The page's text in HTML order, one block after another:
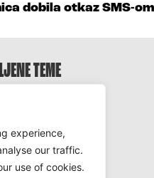
experience,
our traffic.
use of cookies.
dobila otkaz SMS-
TEME
Hrvatska
Srbija